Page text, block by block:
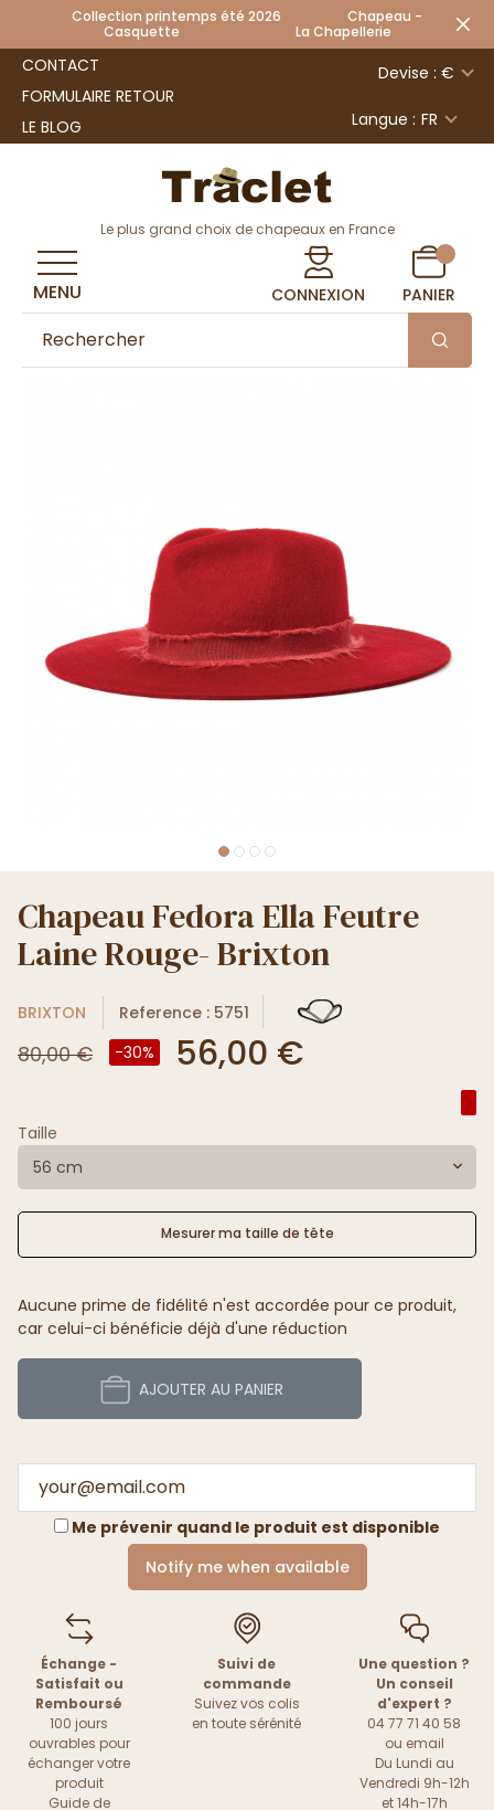
Collection printemps été 2026 Chapeau -
Casquette La Chapellerie
CONTACT
FORMULAIRE RETOUR
LE BLOG
Devise : €
Langue : FR
Le plus grand choix de chapeaux en France
CONNEXION PANIER
MENU
Chapeau Fedora Ella Feutre
Laine Rouge- Brixton
BRIXTON Reference : 5751
80,00 € -30% 56,00 €
Taille
56 cm
Mesurer ma taille de tête
Aucune prime de fidélité n'est accordée pour ce produit,
car celui-ci bénéficie déjà d'une réduction
AJOUTER AU PANIER
Me prévenir quand le produit est disponible
Notify me when available
Échange -
Satisfait ou
Remboursé
100 jours
ouvrables pour
échanger votre
produit
Guide de
Suivi de
commande
Suivez vos colis
en toute sérénité
Une question ?
Un conseil
d'expert ?
04 77 71 40 58
ou email
Du Lundi au
Vendredi 9h-12h
et 14h-17h